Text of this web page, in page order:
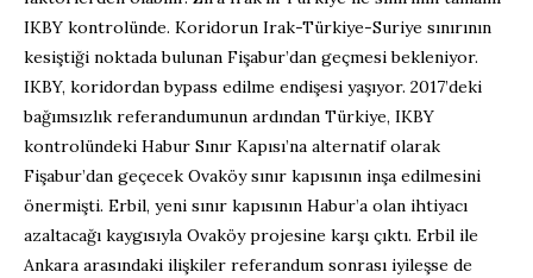
IKBY kontrolünde. Koridorun Irak-Türkiye-Suriye sınırının
kesiştiği noktada bulunan Fişabur’dan geçmesi bekleniyor.
IKBY, koridordan bypass edilme endişesi yaşıyor. 2017’deki
bağımsızlık referandumunun ardından Türkiye, IKBY
kontrolündeki Habur Sınır Kapısı’na alternatif olarak
Fişabur’dan geçecek Ovaköy sınır kapısının inşa edilmesini
önermişti. Erbil, yeni sınır kapısının Habur’a olan ihtiyacı
azaltacağı kaygısıyla Ovaköy projesine karşı çıktı. Erbil ile
Ankara arasındaki ilişkiler referandum sonrası iyileşse de